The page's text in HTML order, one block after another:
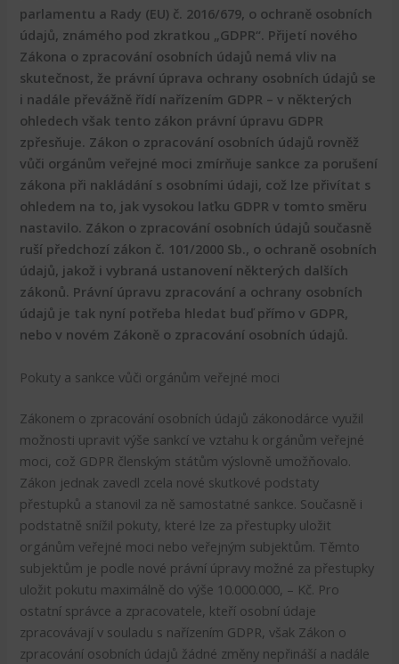
parlamentu a Rady (EU) č. 2016/679, o ochraně osobních
údajů, známého pod zkratkou „GDPR“. Přijetí nového
Zákona o zpracování osobních údajů nemá vliv na
skutečnost, že právní úprava ochrany osobních údajů se
i nadále převážně řídí nařízením GDPR – v některých
ohledech však tento zákon právní úpravu GDPR
zpřesňuje. Zákon o zpracování osobních údajů rovněž
vůči orgánům veřejné moci zmírňuje sankce za porušení
zákona při nakládání s osobními údaji, což lze přivítat s
ohledem na to, jak vysokou laťku GDPR v tomto směru
nastavilo. Zákon o zpracování osobních údajů současně
ruší předchozí zákon č. 101/2000 Sb., o ochraně osobních
údajů, jakož i vybraná ustanovení některých dalších
zákonů. Právní úpravu zpracování a ochrany osobních
údajů je tak nyní potřeba hledat buď přímo v GDPR,
nebo v novém Zákoně o zpracování osobních údajů.
Pokuty a sankce vůči orgánům veřejné moci
Zákonem o zpracování osobních údajů zákonodárce využil
možnosti upravit výše sankcí ve vztahu k orgánům veřejné
moci, což GDPR členským státům výslovně umožňovalo.
Zákon jednak zavedl zcela nové skutkové podstaty
přestupků a stanovil za ně samostatné sankce. Současně i
podstatně snížil pokuty, které lze za přestupky uložit
orgánům veřejné moci nebo veřejným subjektům. Těmto
subjektům je podle nové právní úpravy možné za přestupky
uložit pokutu maximálně do výše 10.000.000, – Kč. Pro
ostatní správce a zpracovatele, kteří osobní údaje
zpracovávají v souladu s nařízením GDPR, však Zákon o
zpracování osobních údajů žádné změny nepřináší a nadále